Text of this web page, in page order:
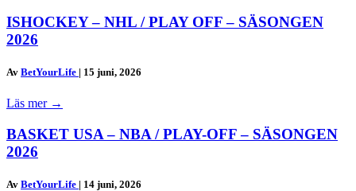
ISHOCKEY – NHL / PLAY OFF – SÄSONGEN
2026
Av BetYourLife | 15 juni, 2026
Läs mer →
BASKET USA – NBA / PLAY-OFF – SÄSONGEN
2026
Av BetYourLife | 14 juni, 2026